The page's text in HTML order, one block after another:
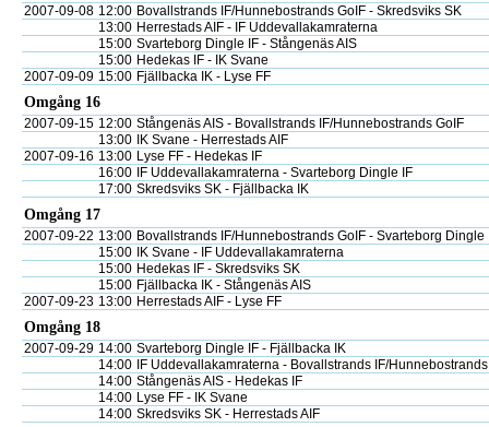
2007-09-08 12:00 Bovallstrands IF/Hunnebostrands GoIF - Skredsviks SK
13:00 Herrestads AIF - IF Uddevallakamraterna
15:00 Svarteborg Dingle IF - Stångenäs AIS
15:00 Hedekas IF - IK Svane
2007-09-09 15:00 Fjällbacka IK - Lyse FF
Omgång 16
2007-09-15 12:00 Stångenäs AIS - Bovallstrands IF/Hunnebostrands GoIF
13:00
IK Svane - Herrestads AIF
2007-09-16 13:00 Lyse FF - Hedekas IF
16:00
IF Uddevallakamraterna - Svarteborg Dingle IF
17:00 Skredsviks SK - Fjällbacka IK
Omgång 17
2007-09-22 13:00 Bovallstrands IF/Hunnebostrands GoIF - Svarteborg Dingle
15:00
IK Svane - IF Uddevallakamraterna
15:00 Hedekas IF - Skredsviks SK
15:00 Fjällbacka IK - Stångenäs AIS
2007-09-23 13:00 Herrestads AIF - Lyse FF
Omgång 18
2007-09-29 14:00 Svarteborg Dingle IF - Fjällbacka IK
14:00
IF Uddevallakamraterna - Bovallstrands IF/
14:00 Stångenäs AIS - Hedekas IF
14:00 Lyse FF - IK Svane
14:00 Skredsviks SK - Herrestads AIF